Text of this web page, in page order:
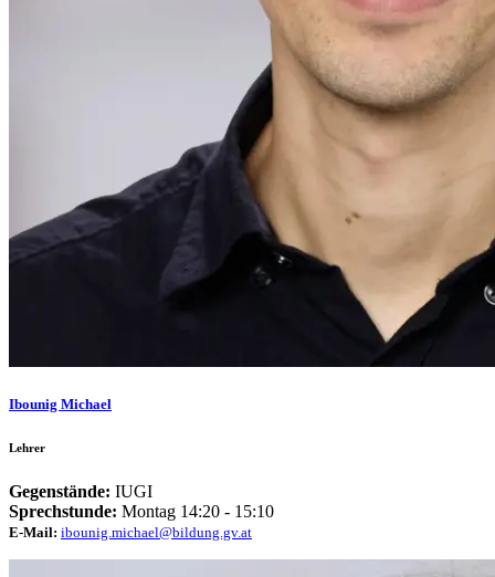
Ibounig Michael
Lehrer
Gegenstände: IUGI
Sprechstunde: Montag 14:20 - 15:10
E-Mail: ibounig.michael@bildung.gv.at